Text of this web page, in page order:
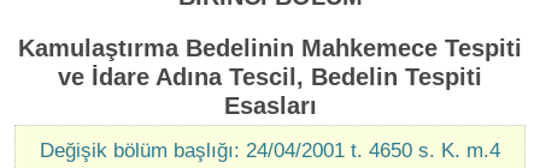
Kamulaştırma Bedelinin Mahkemece Tespiti
ve İdare Adına Tescil, Bedelin Tespiti
Esasları
Değişik bölüm başlığı: 24/04/2001 t. 4650 s. K. m.4